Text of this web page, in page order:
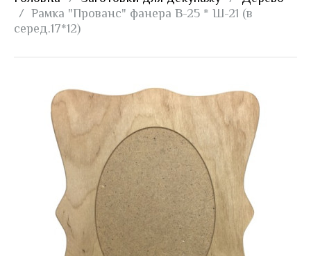
Рамка "Прованс" фанера В-25 * Ш-21 (в
серед.17*12)